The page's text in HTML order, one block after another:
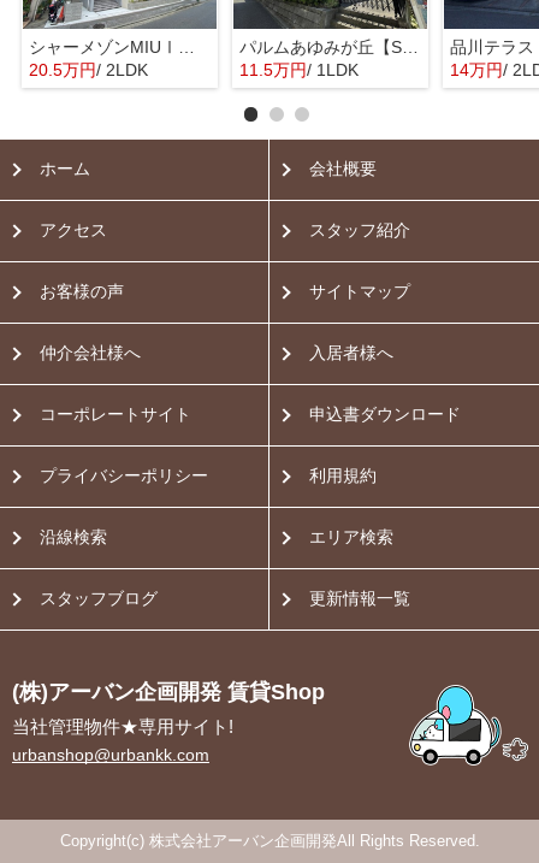
20.5万円/ 2LDK
パルムあゆみが丘【SHM】
11.5万円/ 1LDK
品川テラス
14万円/
ホーム 会社概要
アクセス スタッフ紹介
お客様の声 サイトマップ
仲介会社様へ 入居者様へ
コーポレートサイト 申込書ダウンロード
プライバシーポリシー 利用規約
沿線検索 エリア検索
スタッフブログ 更新情報一覧
(株)アーバン企画開発 賃貸Shop
当社管理物件★専用サイト!
urbanshop@urbankk.com
Copyright(c) 株式会社アーバン企画開発All Rights Reserved.